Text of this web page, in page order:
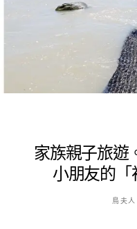
家族親子旅遊
小朋友的「
鳥夫人